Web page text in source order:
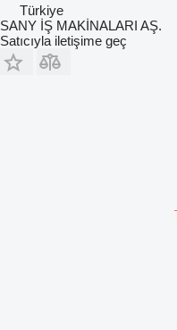
Türkiye
SANY İŞ MAKİNALARI AŞ.
Satıcıyla iletişime geç